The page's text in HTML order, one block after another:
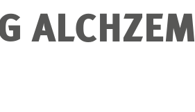
ALCHZEM